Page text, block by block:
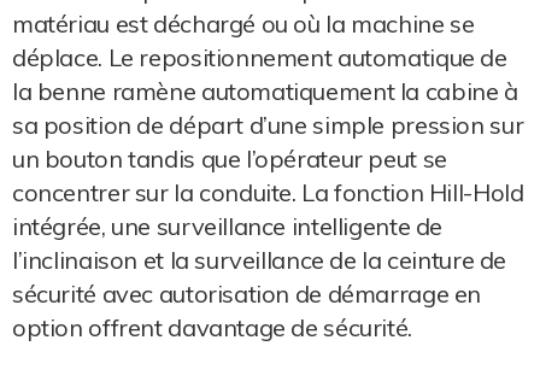
matériau est déchargé ou où la machine se
déplace. Le repositionnement automatique de
la benne ramène automatiquement la cabine à
sa position de départ d’une simple pression sur
un bouton tandis que l’opérateur peut se
concentrer sur la conduite. La fonction Hill-Hold
intégrée, une surveillance intelligente de
l’inclinaison et la surveillance de la ceinture de
sécurité avec autorisation de démarrage en
option offrent davantage de sécurité.